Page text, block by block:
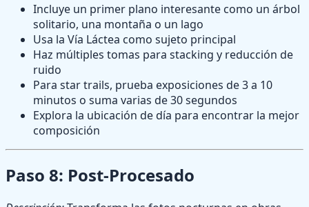
Incluye un primer plano interesante como un árbol
solitario, una montaña o un lago
Usa la Vía Láctea como sujeto principal
Haz múltiples tomas para stacking y reducción de
ruido
Para star trails, prueba exposiciones de 3 a 10
minutos o suma varias de 30 segundos
Explora la ubicación de día para encontrar la mejor
composición
Paso 8: Post-Procesado